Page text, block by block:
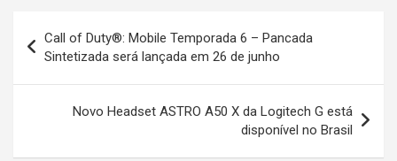
navigation
Call of Duty®: Mobile Temporada 6 – Pancada
Sintetizada será lançada em 26 de junho
Novo Headset ASTRO A50 X da Logitech G está
disponível no Brasil